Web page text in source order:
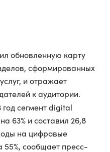
обновленную карту
сформированных
и отражает
к аудитории.
сегмент digital
63% и составил 26,8
на цифровые
сообщает пресс-